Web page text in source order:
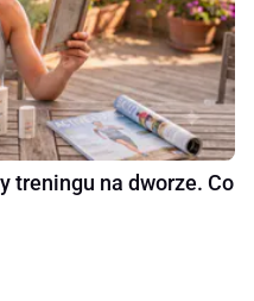
treningu na dworze. Co